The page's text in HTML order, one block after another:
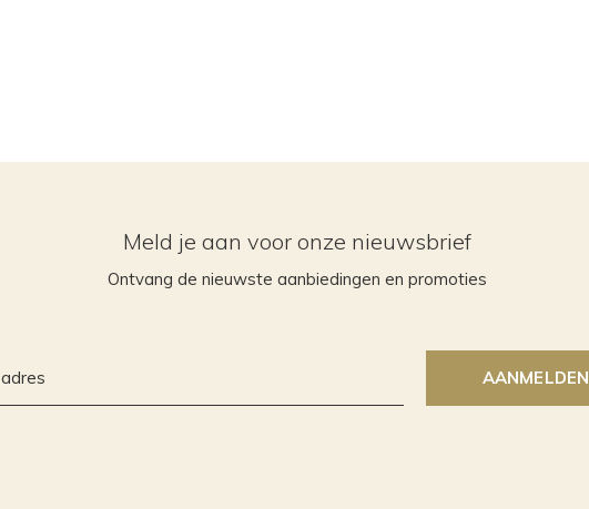
Meld je aan voor onze nieuwsbrief
Ontvang de nieuwste aanbiedingen en promoties
AANMELDEN